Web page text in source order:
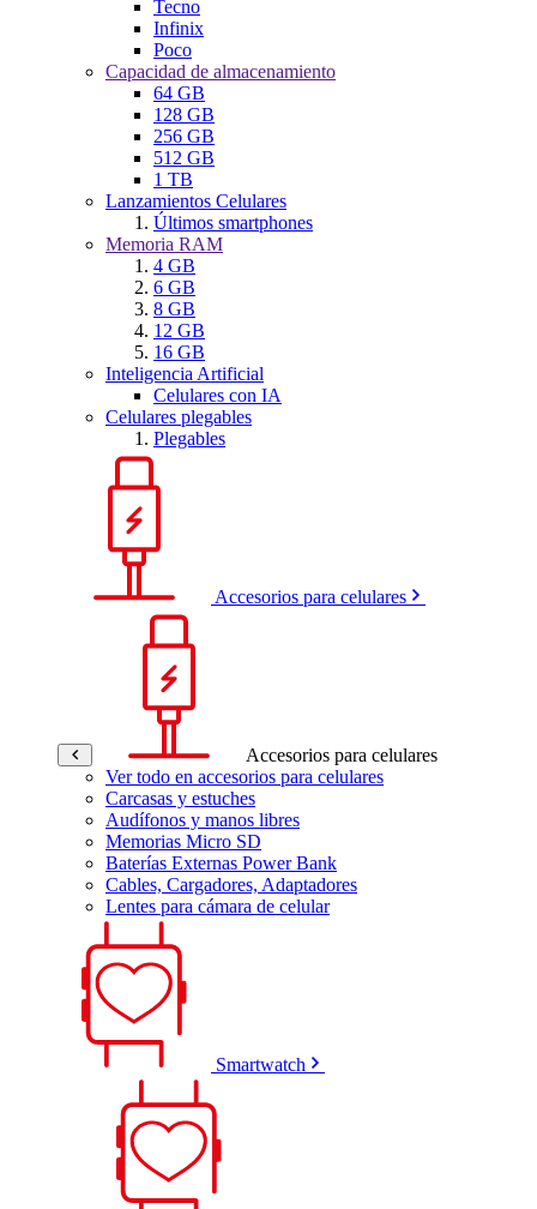
Tecno
Infinix
Poco
Capacidad de almacenamiento
64 GB
128 GB
256 GB
512 GB
1 TB
Lanzamientos Celulares
Últimos smartphones
Memoria RAM
4 GB
6 GB
8 GB
12 GB
16 GB
Inteligencia Artificial
Celulares con IA
Celulares plegables
Plegables
Accesorios para celulares
Accesorios para celulares
Ver todo en accesorios para celulares
Carcasas y estuches
Audífonos y manos libres
Memorias Micro SD
Baterías Externas Power Bank
Cables, Cargadores, Adaptadores
Lentes para cámara de celular
Smartwatch